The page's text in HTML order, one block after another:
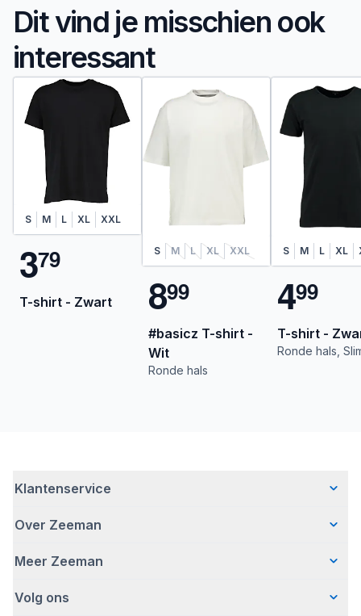
Dit vind je misschien ook
interessant
S M L XL XXL
379
T-shirt - Zwart
S M L XL XXL
899
#basicz T-shirt -
Wit
Ronde hals
S M L XL
499
T-shirt -
Ronde hals,
Klantenservice
Veelgestelde vragen
Bezorgen
Retourneren
Over Zeeman
Wie wij zijn
Hoe wij verantwoord ondernemen
Meer Zeeman
Veiligheidswaarschuwing
Volg ons